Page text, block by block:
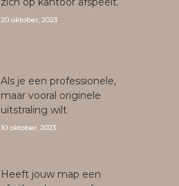
20 oktober, 2023
Als je een professionele,
maar vooral originele
uitstraling wilt
10 oktober, 2023
Heeft jouw map een